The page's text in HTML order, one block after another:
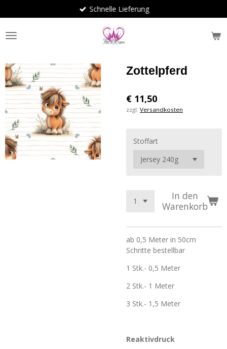
Hauptinhalt
springen
Schnelle Lieferung
Zottelpferd
€ 11,50
zzgl. Versandkosten
Stoffart
In den
Warenkorb
ab 0,5 Meter in 50cm
Schritte bestellbar
1 Stk.- 0,5 Meter
2 Stk.- 1 Meter
3 Stk.- 1,5 Meter
Reaktivdruck